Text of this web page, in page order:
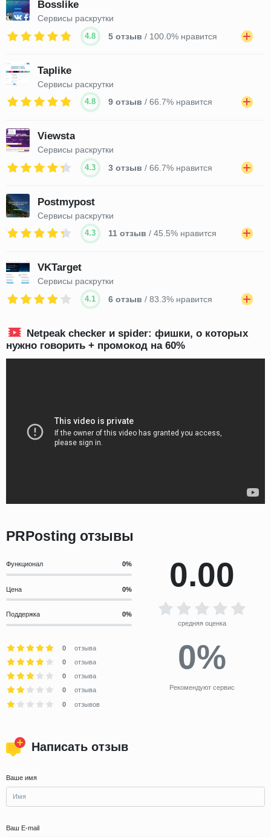
Bosslike
Сервисы раскрутки
4.8 5 отзыв / 100.0% нравится
Taplike
Сервисы раскрутки
4.8 9 отзыв / 66.7% нравится
Viewsta
Сервисы раскрутки
4.3 3 отзыв / 66.7% нравится
Postmypost
Сервисы раскрутки
4.3 11 отзыв / 45.5% нравится
VKTarget
Сервисы раскрутки
4.1 6 отзыв / 83.3% нравится
Netpeak checker и spider: фишки, о которых
нужно говорить + промокод на 60%
PRPosting отзывы
Функционал
Цена
Поддержка
0.00
средняя оценка
0
отзыва
0
отзыва
0
отзыва
0
отзыва
0
отзывов
0%
Рекомендуют сервис
Написать отзыв
Ваше имя
Ваш E-mail